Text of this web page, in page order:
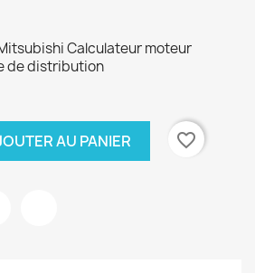
Calculateur moteur
de distribution
AU PANIER favorite_border